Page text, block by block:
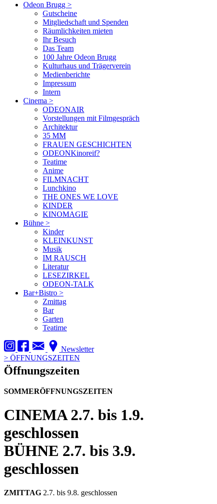
Odeon Brugg >
Gutscheine
Mitgliedschaft und Spenden
Räumlichkeiten mieten
Ihr Besuch
Das Team
100 Jahre Odeon Brugg
Kulturhaus und Trägerverein
Medienberichte
Impressum
Intern
Cinema >
ODEONAIR
Vorstellungen mit Filmgespräch
Architektur
35 MM
FRAUEN GESCHICHTEN
ODEONKinoreif?
Teatime
Anime
FILMNACHT
Lunchkino
THE ONES WE LOVE
KINDER
KINOMAGIE
Bühne >
Kinder
KLEINKUNST
Musik
IM RAUSCH
Literatur
LESEZIRKEL
ODEON-TALK
Bar+Bistro >
Zmittag
Bar
Garten
Teatime
Newsletter
> ÖFFNUNGSZEITEN
Öffnungszeiten
SOMMERÖFFNUNGSZEITEN
CINEMA2.7. bis 1.9.
geschlossen
BÜHNE 2.7. bis 3.9.
geschlossen
ZMITTAG 2.7. bis 9.8. geschlossen